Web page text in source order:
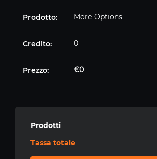
More Options
0
€0
Prodotti
Tassa totale